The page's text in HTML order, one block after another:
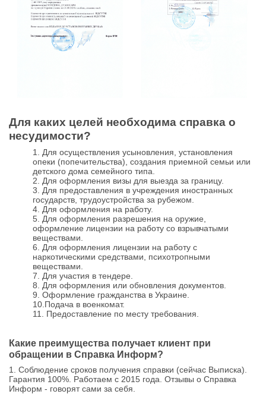
Для каких целей необходима справка о
несудимости?
1. Для осуществления усыновления, установления
опеки (попечительства), создания приемной семьи или
детского дома семейного типа.
2. Для оформления визы для выезда за границу.
3. Для предоставления в учреждения иностранных
государств, трудоустройства за рубежом.
4. Для оформления на работу.
5. Для оформления разрешения на оружие,
оформление лицензии на работу со взрывчатыми
веществами.
6. Для оформления лицензии на работу с
наркотическими средствами, психотропными
веществами.
7. Для участия в тендере.
8. Для оформления или обновления документов.
9. Оформление гражданства в Украине.
10.Подача в военкомат.
11. Предоставление по месту требования.
Какие преимущества получает клиент при
обращении в Справка Информ?
1. Соблюдение сроков получения справки (сейчас Выписка).
Гарантия 100%. Работаем с 2015 года. Отзывы о Справка
Информ - говорят сами за себя.